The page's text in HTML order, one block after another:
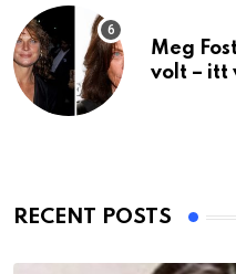
Meg
volt – itt
RECENT POSTS